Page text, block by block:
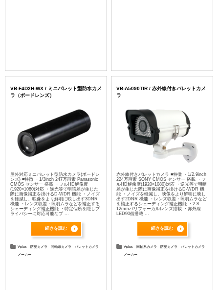
VB-F4D2H-WX / ミニバレット型防水カメ
ラ（ボードレンズ）
屋外対応ミニバレット型防水カメラ(ボードレ
ンズ) ■特徴 ・1/3inch 247万画素 Panasonic
CMOS センサー 搭載 ・フルHD解像度
(1920×1080)対応 ・逆光等で明暗差が⽣じた
際に画像補正を掛けるD-WDR 機能 ・ノイズ
を軽減し、映像をより鮮明に映し出す3DNR
機能 ・レンズ収差・照明ムラなどを補正する
シェーディング補正機能 ・特定個所を隠しプ
ライバシーに対応可能なプ ...
続きを読む
Vplus 防犯カメラ 同軸系カメラ バレットカメラ
メーカー
VB-A5090TIR / 赤外線付きバレットカメ
ラ
赤外線付きバレットカメラ ■特徴 ・1/2.9inch
224万画素 SONY CMOS センサー 搭載 ・フ
ルHD解像度(1920×1080)対応 ・逆光等で明暗
差が⽣じた際に画像補正を掛けるD-WDR 機
能 ・ノイズを軽減し、映像をより鮮明に映し
出す2DNR 機能 ・レンズ収差・照明ムラなど
を補正するシェーディング補正機能 ・2.8-
12mmバリフォーカルレンズ搭載 ・⾚外線
LED90個搭載 ...
続きを読む
Vplus 同軸系カメラ 防犯カメラ バレットカメラ
メーカー